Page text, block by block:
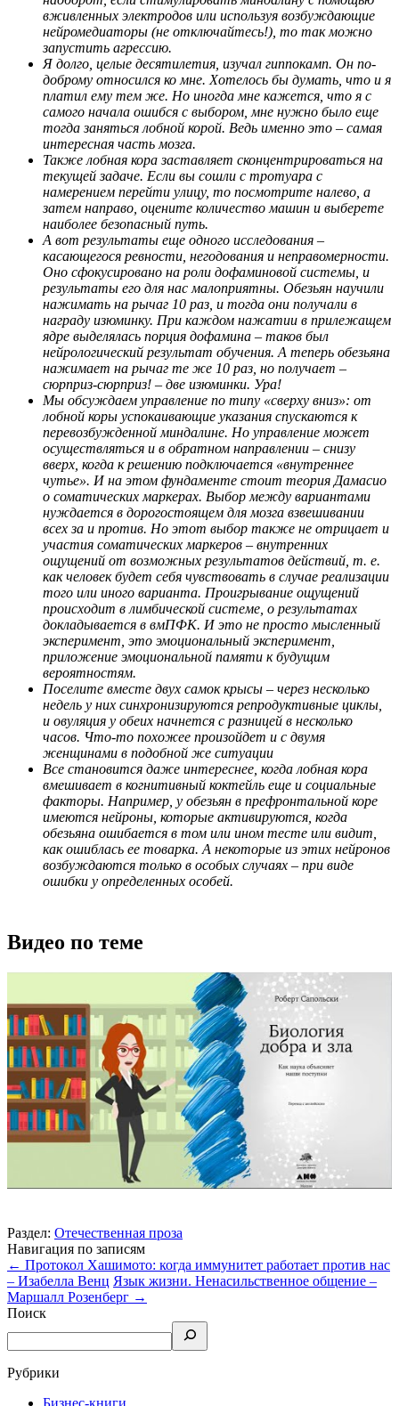
вживленных электродов или используя возбуждающие
нейромедиаторы (не отключайтесь!), то так можно
запустить агрессию.
Я долго, целые десятилетия, изучал гиппокамп. Он по-
доброму относился ко мне. Хотелось бы думать, что и я
платил ему тем же. Но иногда мне кажется, что я с
самого начала ошибся с выбором, мне нужно было еще
тогда заняться лобной корой. Ведь именно это – самая
интересная часть мозга.
Также лобная кора заставляет сконцентрироваться на
текущей задаче. Если вы сошли с тротуара с
намерением перейти улицу, то посмотрите налево, а
затем направо, оцените количество машин и выберете
наиболее безопасный путь.
А вот результаты еще одного исследования –
касающегося ревности, негодования и неправомерности.
Оно сфокусировано на роли дофаминовой системы, и
результаты его для нас малоприятны. Обезьян научили
нажимать на рычаг 10 раз, и тогда они получали в
награду изюминку. При каждом нажатии в прилежащем
ядре выделялась порция дофамина – таков был
нейрологический результат обучения. А теперь обезьяна
нажимает на рычаг те же 10 раз, но получает –
сюрприз-сюрприз! – две изюминки. Ура!
Мы обсуждаем управление по типу «сверху вниз»: от
лобной коры успокаивающие указания спускаются к
перевозбужденной миндалине. Но управление может
осуществляться и в обратном направлении – снизу
вверх, когда к решению подключается «внутреннее
чутье». И на этом фундаменте стоит теория Дамасио
о соматических маркерах. Выбор между вариантами
нуждается в дорогостоящем для мозга взвешивании
всех за и против. Но этот выбор также не отрицает и
участия соматических маркеров – внутренних
ощущений от возможных результатов действий, т. е.
как человек будет себя чувствовать в случае реализации
того или иного варианта. Проигрывание ощущений
происходит в лимбической системе, о результатах
докладывается в вмПФК. И это не просто мысленный
эксперимент, это эмоциональный эксперимент,
приложение эмоциональной памяти к будущим
вероятностям.
Поселите вместе двух самок крысы – через несколько
недель у них синхронизируются репродуктивные циклы,
и овуляция у обеих начнется с разницей в несколько
часов. Что-то похожее произойдет и с двумя
женщинами в подобной же ситуации
Все становится даже интереснее, когда лобная кора
вмешивает в когнитивный коктейль еще и социальные
факторы. Например, у обезьян в префронтальной коре
имеются нейроны, которые активируются, когда
обезьяна ошибается в том или ином тесте или видит,
как ошиблась ее товарка. А некоторые из этих нейронов
возбуждаются только в особых случаях – при виде
ошибки у определенных особей.
Видео по теме
Раздел: Отечественная проза
Навигация по записям
← Протокол Хашимото: когда иммунитет работает против нас
– Изабелла Венц Язык жизни. Ненасильственное общение –
Маршалл Розенберг →
Поиск
Рубрики
Бизнес-книги